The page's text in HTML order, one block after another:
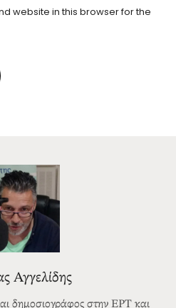
website in this browser for the
Αγγελίδης
δημοσιογράφος στην ΕΡΤ και